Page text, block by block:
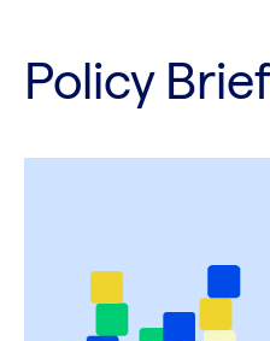
Policy Brief